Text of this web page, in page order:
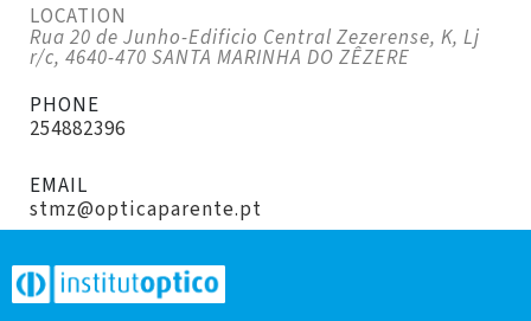
LOCATION
Rua 20 de Junho-Edificio Central Zezerense, K, Lj
r/c, 4640-470 SANTA MARINHA DO ZÊZERE
PHONE
254882396
EMAIL
stmz@opticaparente.pt